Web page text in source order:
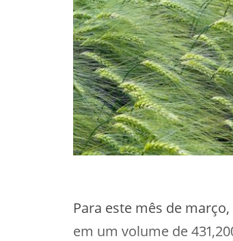
Para este mês de
em um volume de